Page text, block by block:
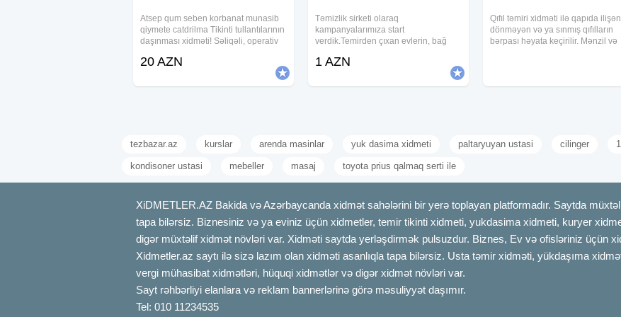
Atsep qum seben korbanat munasib
qiymete catdrilma Tikinti tullantılarının
daşınması xidməti! Səliqəli, operativ
ünvandasınız! Biz tullantıları
20 AZN
Təmizlik sirketi olaraq
kampanyalarımıza start
verdik.Temirden çıxan evlerin, bağ
profisyonal işçiler terefinden
temizlenmesi, pencerelerin yuyulması
temizlenmesi 100% teminatlaevlərdə,
1 AZN
Qıfıl təmiri xidməti ilə qapıda
dönməyən və ya sınmış qıfılların
bərpası həyata keçirilir. Mənzil və
tezbazar.az kurslar arenda masinlar yuk dasima xidmeti paltaryuyan ustasi cilinger
kondisoner ustasi mebeller masaj toyota prius qalmaq serti ile
XiDMETLER.AZ Bakida və Azərbaycanda xidmət sahələrini bir yerə toplayan platformadır. Saytda
tapa bilərsiz. Biznesiniz və ya eviniz üçün xidmetler, temir tikinti xidmeti, yukdasima xidmeti, kuryer
digər müxtəlif xidmət növləri var. Xidməti saytda yerləşdirmək pulsuzdur. Biznes, Ev və ofisləriniz üçün
Xidmetler.az saytı ilə sizə lazım olan xidməti asanlıqla tapa bilərsiz. Usta təmir xidməti, yükdaşıma
vergi mühasibat xidmətləri, hüquqi xidmətlər və digər xidmət növləri var.
Sayt rəhbərliyi elanlara və reklam bannerlərinə görə məsuliyyət daşımır.
Tel: 010 11234535